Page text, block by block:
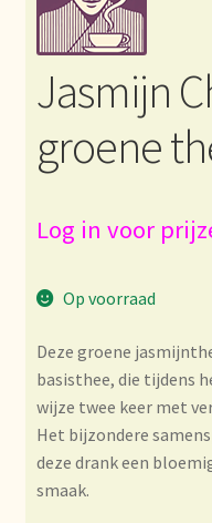
Bezahlung und Rabatte
Bienvenue dans notre
Bio-Zertifikate
Certificats biologiques
Commande et délai de
Jasmijn
groene
Log in voor
Op voorraad
Deze groene
basisthee, die tijdens
wijze twee keer met
Het bijzondere
deze drank een
smaak.